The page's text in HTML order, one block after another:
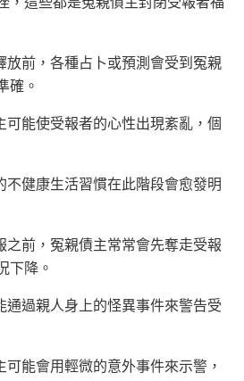
放前，各種占卜或預測會受到冤親
確。
可能使受報者的心性出現紊亂，個
不健康生活習慣在此階段會愈發明
之前，冤親債主常常會先奪走受報
下降。
通過親人身上的怪異事件來警告受
能會用輕微的意外事件來示警，